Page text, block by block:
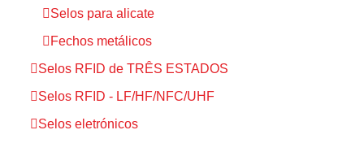
Selos para alicate
Fechos metálicos
Selos RFID de TRÊS ESTADOS
Selos RFID - LF/HF/NFC/UHF
Selos eletrónicos